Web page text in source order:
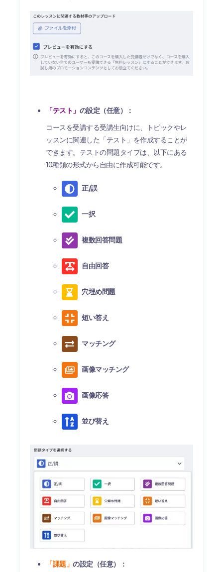
「テスト」 の設定（任意）：
コースを受講する受講生向けに、トピックやレ
ッスンに関連した「テスト」を作成することが
できます。テストの問題タイプは、以下にある
10種類の形式から自由に作成可能です。
正/誤
一択
複数回答問題
自由回答
穴埋め問題
短い答え
マッチング
画像マッチング
画像応答
並び替え
「課題」 の設定（任意）：